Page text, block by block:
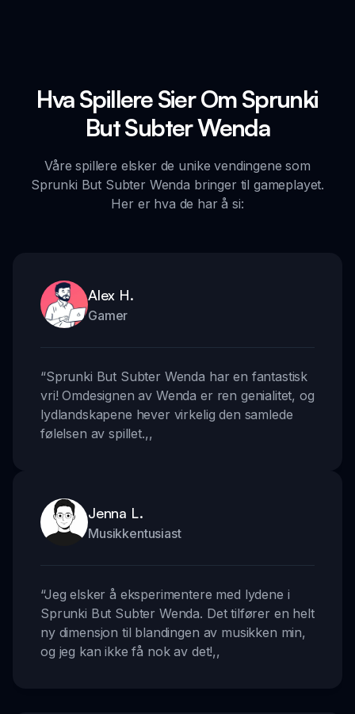
Hva Spillere Sier Om Sprunki
But Subter Wenda
Våre spillere elsker de unike vendingene som
Sprunki But Subter Wenda bringer til gameplayet.
Her er hva de har å si:
Alex H.
Gamer
“Sprunki But Subter Wenda har en fantastisk
vri! Omdesignen av Wenda er ren genialitet, og
lydlandskapene hever virkelig den samlede
følelsen av spillet.,,
Jenna L.
Musikkentusiast
“Jeg elsker å eksperimentere med lydene i
Sprunki But Subter Wenda. Det tilfører en helt
ny dimensjon til blandingen av musikken min,
og jeg kan ikke få nok av det!,,